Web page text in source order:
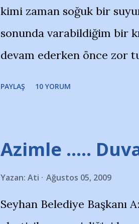
yanısıra, bu takımlara ait
Bursa Büyükşehir
merkezlerini de
kimi zaman soğuk bir
sonunda varabildiğim bir
devam ederken önce zor
Temsilcisi Faruk Zapçı’nın
Hikayesi’ne başlıyorum…
kenarında 7 yaşında kara
PAYLAŞ 10 YORUM
Azimle .....
Yazan: Ati Ağustos 05, 2009
Seyhan Belediye Başkanı